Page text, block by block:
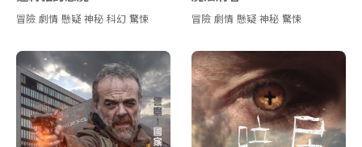
冒險 劇情 懸疑 神秘 科幻 驚悚 冒險 劇情 懸疑 神秘 驚悚